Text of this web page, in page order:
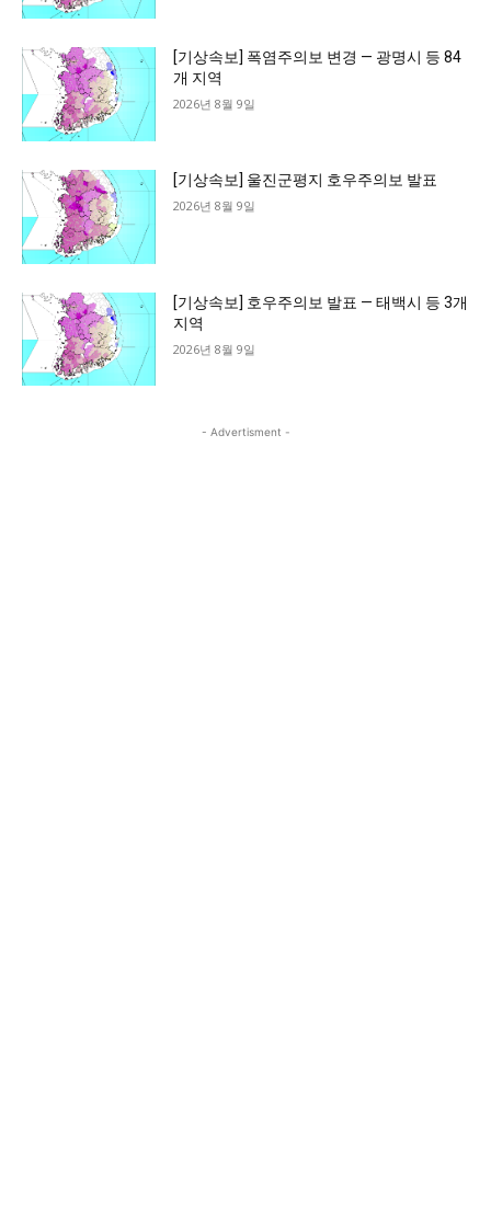
[기상속보] 폭염주의보 변경 — 광명시 등 84
개 지역
2026년 8월 9일
[기상속보] 울진군평지 호우주의보 발표
2026년 8월 9일
[기상속보] 호우주의보 발표 — 태백시 등 3개
지역
2026년 8월 9일
- Advertisment -